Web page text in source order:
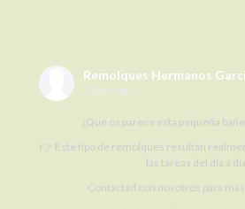
Remolques Hermanos
3 days ago
¿Qué os parece esta pequeña
👉 Este tipo de remolques resultan
las tareas del día a
Contactad con nosotros para